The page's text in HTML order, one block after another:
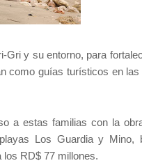
Gri y su entorno, para
como guías turísticos en
a estas familias con la
Los Guardia y Mino,
los RD$ 77 millones.